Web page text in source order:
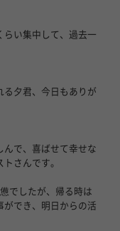
らい集中して、過去一
る夕君、今日もありが
んで、喜ばせて幸せな
さんです。
でしたが、帰る時は
ができ、明日からの活